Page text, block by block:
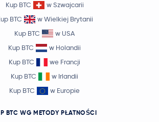
Kup BTC
w Szwajcarii
BTC
w Wielkiej Brytanii
Kup BTC
w USA
Kup BTC
w Holandii
Kup BTC
we Francji
Kup BTC
w Irlandii
Kup BTC
w Europie
BTC WG METODY PŁATNOŚCI